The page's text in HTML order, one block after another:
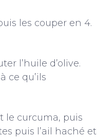
les couper en 4.
l’huile d’olive.
ce qu’ils
le curcuma, puis
puis l’ail haché et